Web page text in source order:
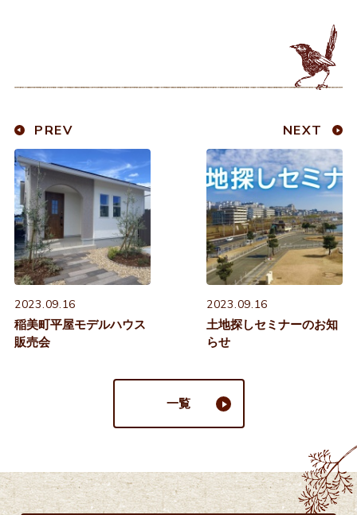
PREV
2023.09.16
稲美町平屋モデルハウス
販売会
NEXT
2023.09.16
土地探しセミナーのお知
らせ
一覧